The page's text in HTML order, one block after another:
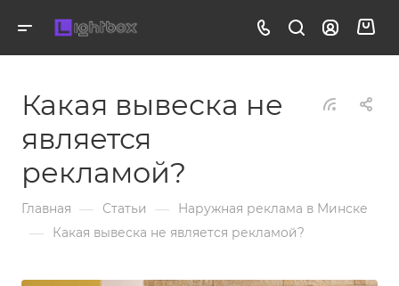
Какая вывеска не
является
рекламой?
Главная — Статьи — Наружная реклама в Минске
— Какая вывеска не является рекламой?